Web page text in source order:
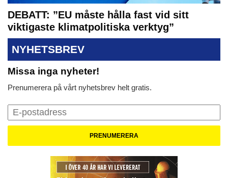
DEBATT: ”EU måste hålla fast vid sitt
viktigaste klimatpolitiska verktyg”
NYHETSBREV
Missa inga nyheter!
Prenumerera på vårt nyhetsbrev helt gratis.